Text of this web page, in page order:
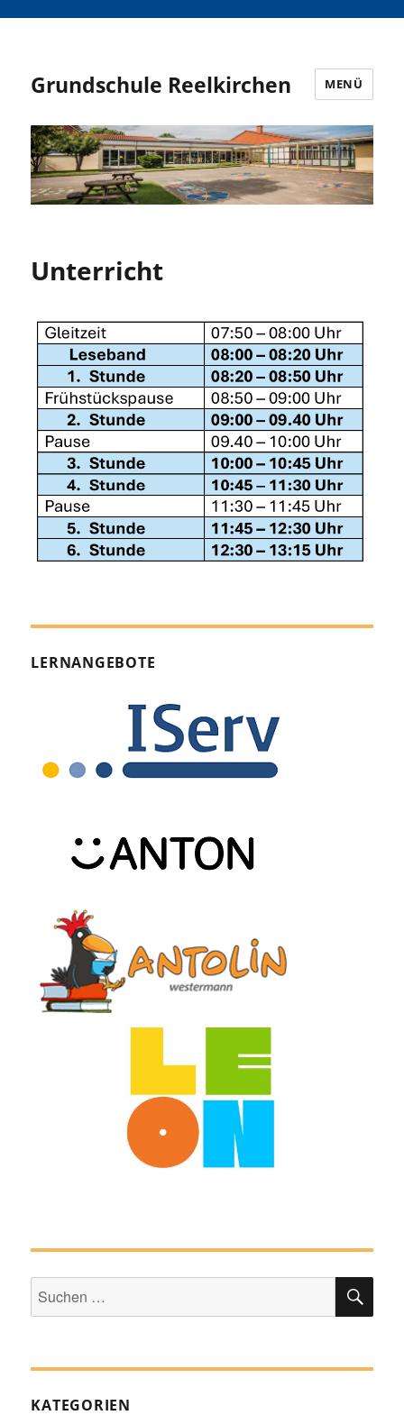
Grundschule Reelkirchen MENÜ
Unterricht
LERNANGEBOTE
Suchen
nach:
KATEGORIEN